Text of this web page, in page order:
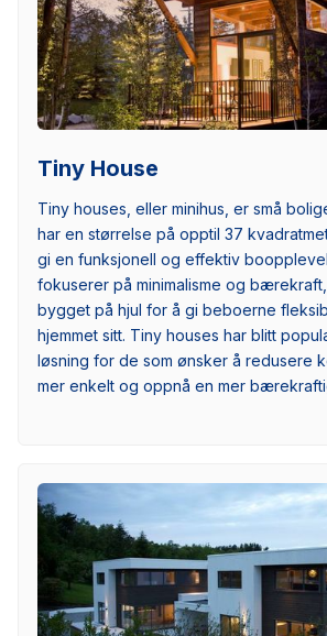
Tiny House
Tiny houses, eller minihus, er små
har en størrelse på opptil 37
gi en funksjonell og effektiv
fokuserer på minimalisme og
bygget på hjul for å gi beboerne
hjemmet sitt. Tiny houses har blitt
løsning for de som ønsker å redusere
mer enkelt og oppnå en mer